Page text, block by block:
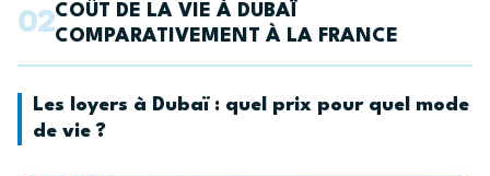
02COÛT DE LA VIE À DUBAÏ
COMPARATIVEMENT À LA FRANCE
Les loyers à Dubaï : quel prix pour quel mode
de vie ?